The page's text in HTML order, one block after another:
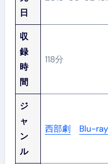
日
収
録
時
間
118分
ジ
ャ
ン
ル
西部劇 Blu-ray